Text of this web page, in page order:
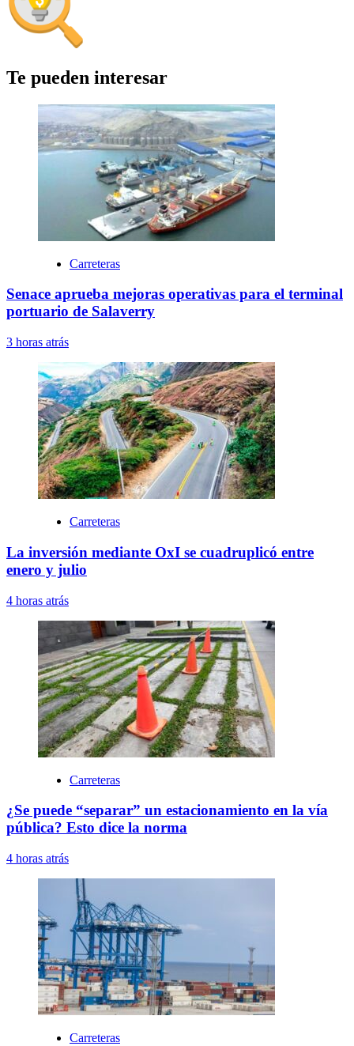
Te pueden interesar
Carreteras
Senace aprueba mejoras operativas para el terminal
portuario de Salaverry
3 horas atrás
Carreteras
La inversión mediante OxI se cuadruplicó entre
enero y julio
4 horas atrás
Carreteras
¿Se puede “separar” un estacionamiento en la vía
pública? Esto dice la norma
4 horas atrás
Carreteras